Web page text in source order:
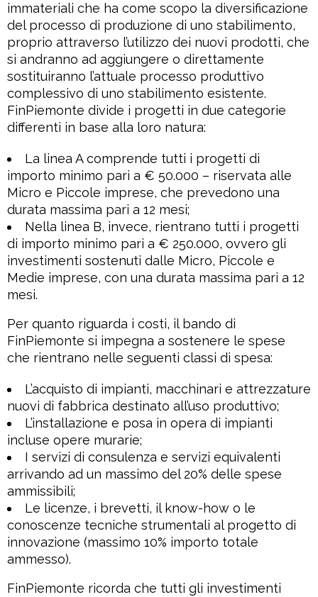
immateriali che ha come scopo la diversificazione
del processo di produzione di uno stabilimento,
proprio attraverso l’utilizzo dei nuovi prodotti, che
si andranno ad aggiungere o direttamente
sostituiranno l’attuale processo produttivo
complessivo di uno stabilimento esistente.
FinPiemonte divide i progetti in due categorie
differenti in base alla loro natura:
La linea A comprende tutti i progetti di
importo minimo pari a € 50.000 – riservata alle
Micro e Piccole imprese, che prevedono una
durata massima pari a 12 mesi;
Nella linea B, invece, rientrano tutti i progetti
di importo minimo pari a € 250.000, ovvero gli
investimenti sostenuti dalle Micro, Piccole e
Medie imprese, con una durata massima pari a 12
mesi.
Per quanto riguarda i costi, il bando di
FinPiemonte si impegna a sostenere le spese
che rientrano nelle seguenti classi di spesa:
L’acquisto di impianti, macchinari e attrezzature
nuovi di fabbrica destinato all’uso produttivo;
L’installazione e posa in opera di impianti
incluse opere murarie;
I servizi di consulenza e servizi equivalenti
arrivando ad un massimo del 20% delle spese
ammissibili;
Le licenze, i brevetti, il know-how o le
conoscenze tecniche strumentali al progetto di
innovazione (massimo 10% importo totale
ammesso).
FinPiemonte ricorda che tutti gli investimenti